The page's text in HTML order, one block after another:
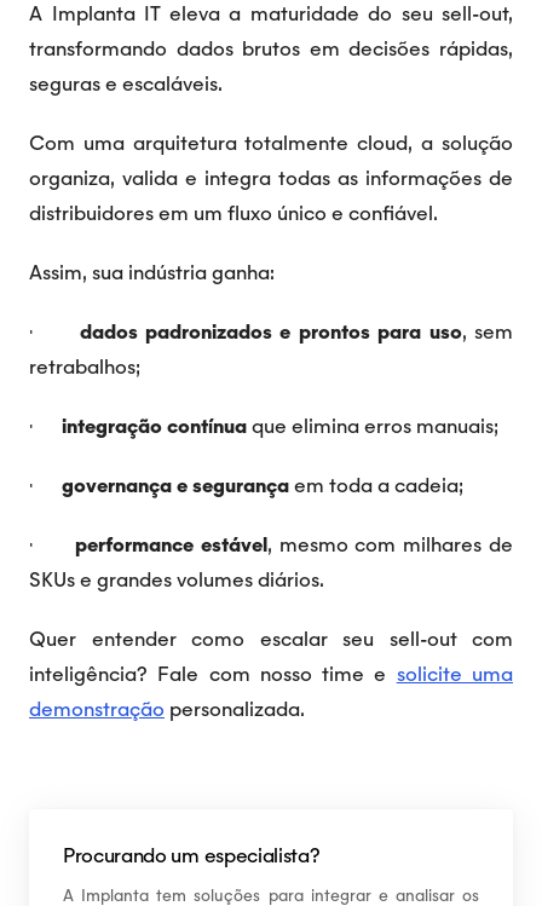
A Implanta IT eleva a maturidade do seu sell-out,
transformando dados brutos em decisões rápidas,
seguras e escaláveis.
Com uma arquitetura totalmente cloud, a solução
organiza, valida e integra todas as informações de
distribuidores em um fluxo único e confiável.
Assim, sua indústria ganha:
· dados padronizados e prontos para uso, sem
retrabalhos;
· integração contínuaque elimina erros manuais;
· governança e segurançaem toda a cadeia;
· performance estável, mesmo com milhares de
SKUs e grandes volumes diários.
Quer entender como escalar seu sell-out com
inteligência? Fale com nosso time e solicite uma
demonstração personalizada.
Procurando um especialista?
A Implanta tem soluções para integrar e analisar os